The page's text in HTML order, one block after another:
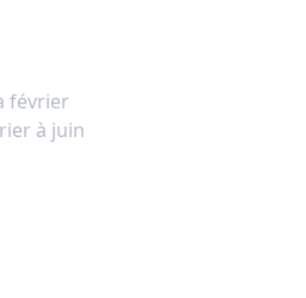
février
à juin